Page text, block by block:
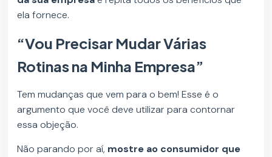
ela fornece.
“Vou Precisar Mudar Várias
Rotinas na Minha Empresa”
Tem mudanças que vem para o bem! Esse é o
argumento que você deve utilizar para contornar
essa objeção.
Não parando por aí, mostre ao consumidor que